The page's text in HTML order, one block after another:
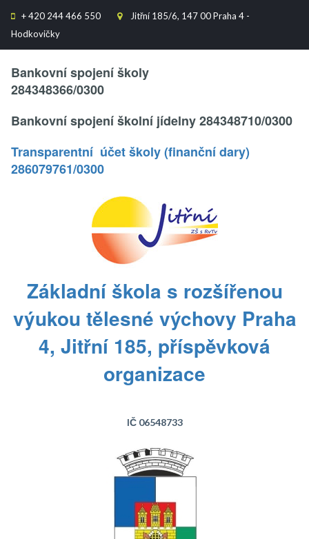
 +420 244 466 550 
Jitřní 185/6, 147 00 Praha 4 -
Hodkovičky
Bankovní spojení školy
284348366/0300
Bankovní spojení školní jídelny 284348710/0300
Transparentní účet školy (finanční dary)
286079761/0300
Základní škola s rozšířenou
výukou tělesné výchovy Praha
4, Jitřní 185, příspěvková
organizace
IČ 06548733